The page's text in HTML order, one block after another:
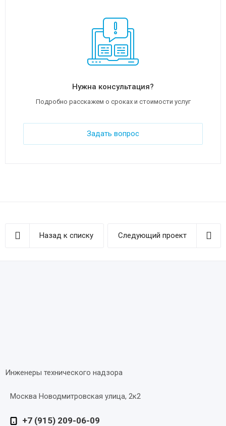
Нужна консультация?
Подробно расскажем о сроках и стоимости услуг
Задать вопрос
Назад к списку Следующий проект
Инженеры технического надзора
Москва Новодмитровская улица, 2к2
+7 (915) 209-06-09